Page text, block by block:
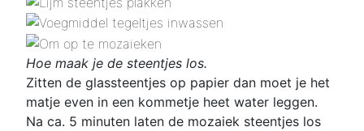
Hoe maak je de steentjes los.
Zitten de glassteentjes op papier dan moet je het
matje even in een kommetje heet water leggen.
Na ca. 5 minuten laten de mozaiek steentjes los